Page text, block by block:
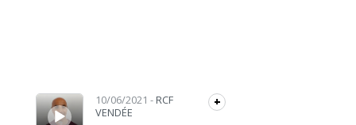
Lecteur audio 10/06/2021 - RCF
VENDÉE
+